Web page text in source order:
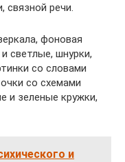
связной речи.
фоновая
светлые, шнурки,
со словами
со схемами
и зеленые кружки,
и